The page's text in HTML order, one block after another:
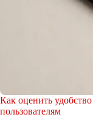
Как оценить
пользователям